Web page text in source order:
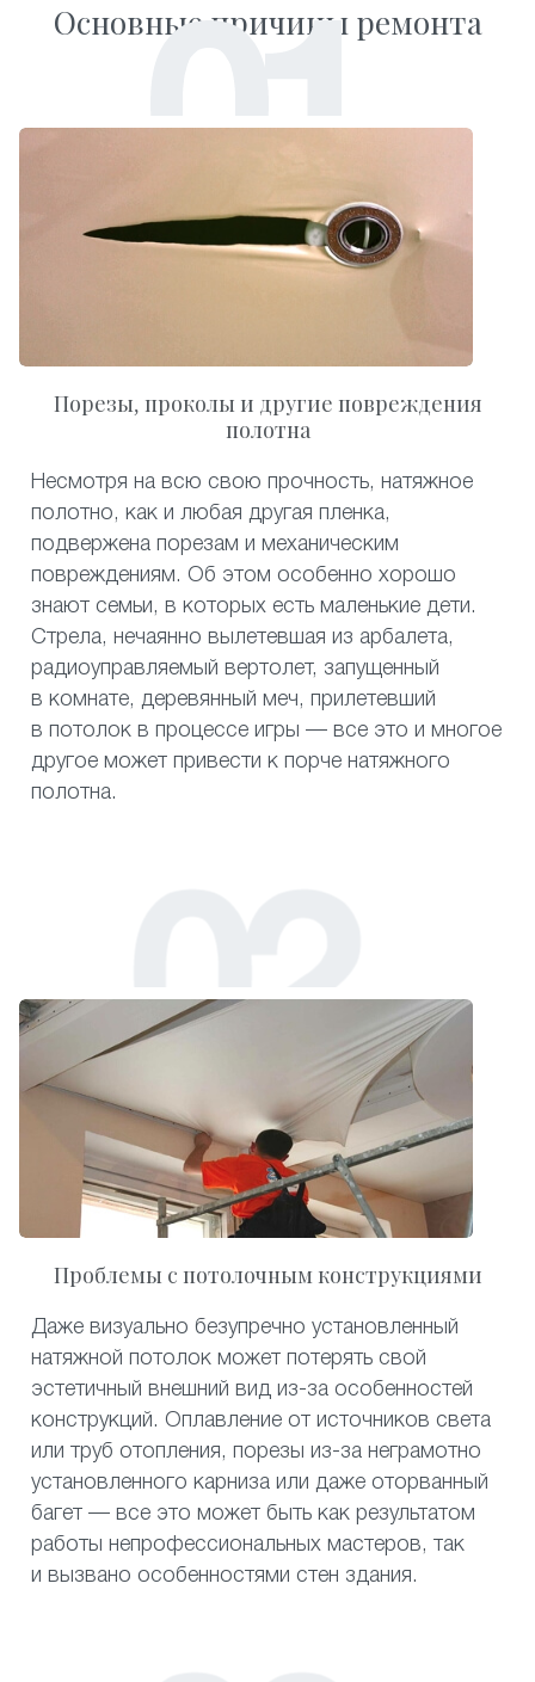
Основные причины ремонта
Порезы, проколы и другие повреждения
полотна
Несмотря на всю свою прочность, натяжное
полотно, как и любая другая пленка,
подвержена порезам и механическим
повреждениям. Об этом особенно хорошо
знают семьи, в которых есть маленькие дети.
Стрела, нечаянно вылетевшая из арбалета,
радиоуправляемый вертолет, запущенный
в комнате, деревянный меч, прилетевший
в потолок в процессе игры — все это и многое
другое может привести к порче натяжного
полотна.
Проблемы с потолочным конструкциями
Даже визуально безупречно установленный
натяжной потолок может потерять свой
эстетичный внешний вид из-за особенностей
конструкций. Оплавление от источников света
или труб отопления, порезы из-за неграмотно
установленного карниза или даже оторванный
багет — все это может быть как результатом
работы непрофессиональных мастеров, так
и вызвано особенностями стен здания.